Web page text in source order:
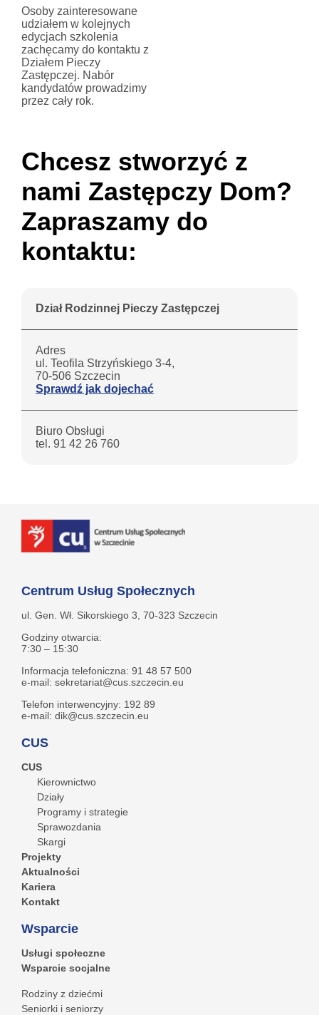
Osoby zainteresowane
udziałem w kolejnych
edycjach szkolenia
zachęcamy do kontaktu z
Działem Pieczy
Zastępczej. Nabór
kandydatów prowadzimy
przez cały rok.
Chcesz stworzyć z
nami Zastępczy Dom?
Zapraszamy do
kontaktu:
Dział Rodzinnej Pieczy Zastępczej
Adres
ul. Teofila Strzyńskiego 3-4,
70-506 Szczecin
Sprawdź jak dojechać
Biuro Obsługi
tel. 91 42 26 760
Centrum Usług Społecznych
ul. Gen. Wł. Sikorskiego 3, 70-323 Szczecin
Godziny otwarcia:
7:30 – 15:30
Informacja telefoniczna: 91 48 57 500
e-mail: sekretariat@cus.szczecin.eu
Telefon interwencyjny: 192 89
e-mail: dik@cus.szczecin.eu
CUS
CUS
Kierownictwo
Działy
Programy i strategie
Sprawozdania
Skargi
Projekty
Aktualności
Kariera
Kontakt
Wsparcie
Usługi społeczne
Wsparcie socjalne
Rodziny z dziećmi
Seniorki i seniorzy